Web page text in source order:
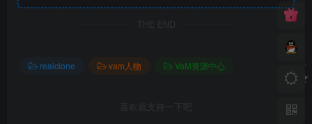
THE END
realclone vam人物 VaM资源中心
喜欢就支持一下吧